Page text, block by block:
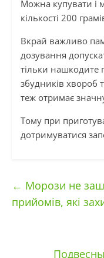
Можна купувати і
кількості 200
Вкрай важливо
дозування
тільки нашкодите
збудників хвороб
теж отримає
Тому при
дотримуватися
← Морози не
прийомів, які